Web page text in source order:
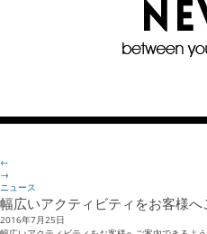
←
→
ニュース
幅広いアクティビティをお客様へ
2016年7月25日